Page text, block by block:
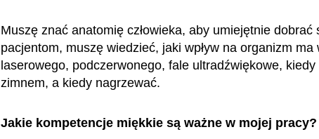
Muszę znać anatomię człowieka, aby umiejętnie
pacjentom, muszę wiedzieć, jaki wpływ na organizm ma
laserowego, podczerwonego, fale ultradźwiękowe,
zimnem, a kiedy nagrzewać.
Jakie kompetencje miękkie są ważne w mojej pracy?